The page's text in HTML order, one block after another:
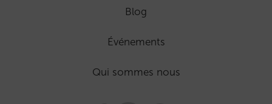
Blog
Événements
Qui sommes nous